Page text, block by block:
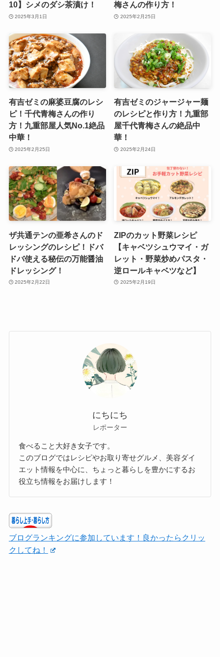
10】シメのダシ茶漬け！
2025年3月1日
梅さんの作り方！
2025年2月25日
有吉ゼミの麻婆豆腐のレシ
ピ！千代青梅さんの作り
方！九重部屋人気No.1絶品
中華！
2025年2月25日
有吉ゼミのジャージャー麺
のレシピと作り方！九重部
屋千代青梅さんの絶品中
華！
2025年2月24日
ザ共通テンの亜希さんのド
レッシングのレシピ！ドバ
ドバ使える秘伝の万能醤油
ドレッシング！
2025年2月22日
ZIPのカット野菜レシピ
【キャベツシュウマイ・ガ
レット・野菜炒めパスタ・
逆ロールキャベツなど】
2025年2月19日
にちにち
レポーター
食べること大好き女子です。
このブログではレシピやお取り寄せグルメ、美容ダイ
エット情報を中心に、ちょっと暮らしを豊かにするお
役立ち情報をお届けします！
ブログランキングに参加しています！良かったらクリッ
クしてね！